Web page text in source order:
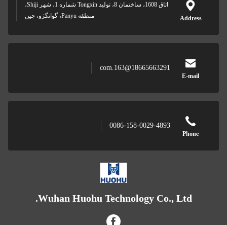
Address
اتاق 1608، ساختمان 8، توليد Tongxin شماره 1، شهر Shiji،
منطقه Panyu، گوانگژو، چين
E-mail
18665663291@163.com
Phone
0086-158-0029-4893
Wuhan Huohu Technology Co., Ltd.